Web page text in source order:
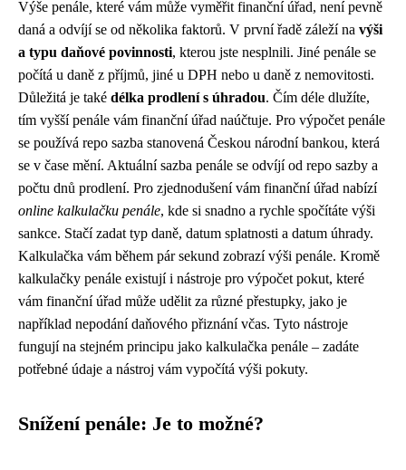
Výše penále, které vám může vyměřit finanční úřad, není pevně
daná a odvíjí se od několika faktorů. V první řadě záleží na výši
a typu daňové povinnosti, kterou jste nesplnili. Jiné penále se
počítá u daně z příjmů, jiné u DPH nebo u daně z nemovitosti.
Důležitá je také délka prodlení s úhradou. Čím déle dlužíte,
tím vyšší penále vám finanční úřad naúčtuje. Pro výpočet penále
se používá repo sazba stanovená Českou národní bankou, která
se v čase mění. Aktuální sazba penále se odvíjí od repo sazby a
počtu dnů prodlení. Pro zjednodušení vám finanční úřad nabízí
online kalkulačku penále, kde si snadno a rychle spočítáte výši
sankce. Stačí zadat typ daně, datum splatnosti a datum úhrady.
Kalkulačka vám během pár sekund zobrazí výši penále. Kromě
kalkulačky penále existují i nástroje pro výpočet pokut, které
vám finanční úřad může udělit za různé přestupky, jako je
například nepodání daňového přiznání včas. Tyto nástroje
fungují na stejném principu jako kalkulačka penále – zadáte
potřebné údaje a nástroj vám vypočítá výši pokuty.
Snížení penále: Je to možné?